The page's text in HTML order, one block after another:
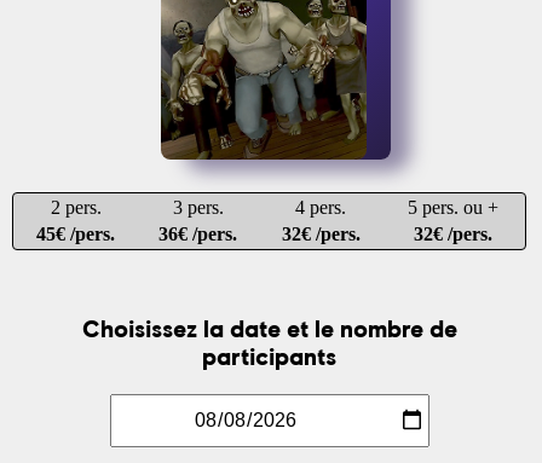
2 pers. 3 pers. 4 pers.
5 pers. ou +
45€ /pers.
36€ /pers. 32€ /pers. 32€ /pers.
Choisissez la date et le nombre de
participants